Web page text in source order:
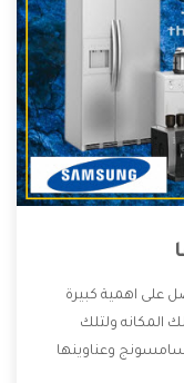
على اهمية كبيرة
المكانه ولتلك
وعناوينها